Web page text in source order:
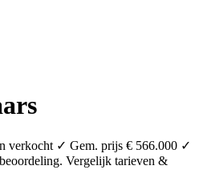
verkocht ✓ Gem. prijs € 566.000 ✓
Vergelijk tarieven &